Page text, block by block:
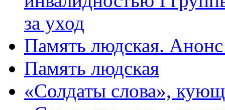
за уход
Память людская.
Память людская
«Солдаты слова»,